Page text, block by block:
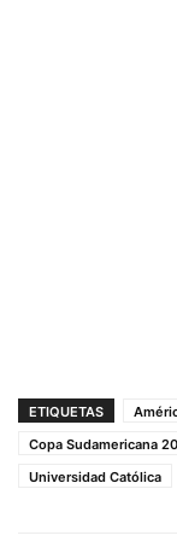
ETIQUETAS
Copa Sudamericana
Universidad Católica